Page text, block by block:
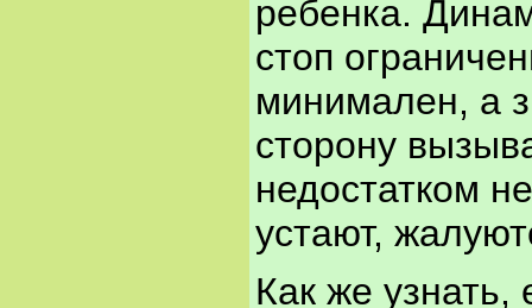
ребенка.
стоп
минимален, а
сторону
недостатком
устают,
Как же узнать,